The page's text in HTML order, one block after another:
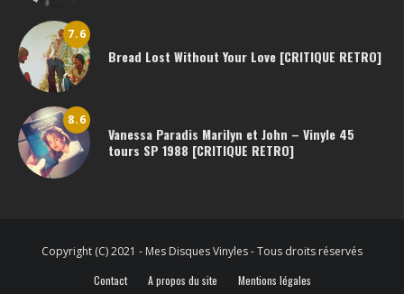
7.6
Bread Lost Without Your Love [CRITIQUE RETRO]
8.6
Vanessa Paradis Marilyn et John – Vinyle 45
tours SP 1988 [CRITIQUE RETRO]
Copyright (C) 2021 - Mes Disques Vinyles - Tous droits réservés
Contact
A propos du site Mentions légales